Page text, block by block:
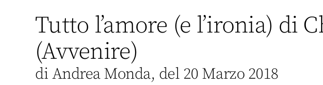
Tutto l’amore (e l’ironia) di
(Avvenire)
di Andrea Monda, del 20 Marzo 2018